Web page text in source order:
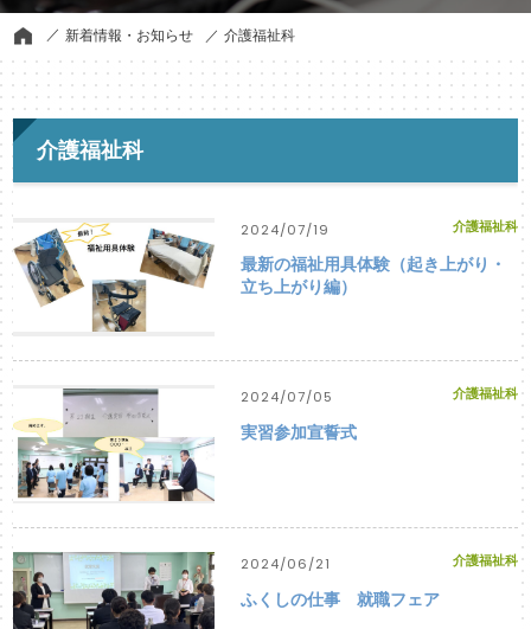
新着情報・お知らせ 介護福祉科
介護福祉科
2024/07/19 介護福祉科
最新の福祉用具体験（起き上がり・
立ち上がり編）
2024/07/05 介護福祉科
実習参加宣誓式
2024/06/21 介護福祉科
ふくしの仕事 就職フェア